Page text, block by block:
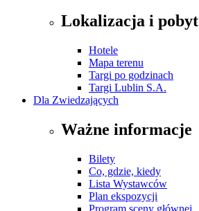
Lokalizacja i pobyt
Hotele
Mapa terenu
Targi po godzinach
Targi Lublin S.A.
Dla Zwiedzających
Ważne informacje
Bilety
Co, gdzie, kiedy
Lista Wystawców
Plan ekspozycji
Program sceny głównej